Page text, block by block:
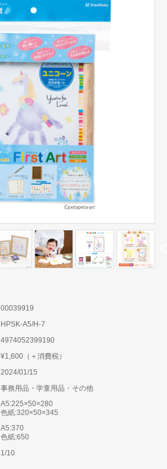
00039919
HPSK-A5/H-7
4974052399190
¥1,600（＋消費税）
2024/01/15
事務用品・学童用品・その他
A5:225×50×280
色紙:320×50×345
A5:370
色紙:650
1/10